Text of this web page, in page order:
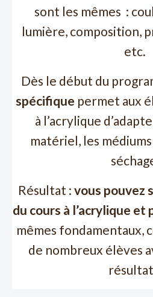
sont les mêmes :
lumière, composition,
etc.
Dès le début du
spécifique permet aux
à l’acrylique
matériel, les
Résultat : vous pouvez
du cours à l’acrylique et
mêmes fondamentaux,
de nombreux élèves